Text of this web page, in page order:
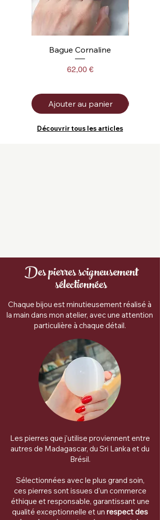
Bague Cornaline
Prix
62,00 €
Ajouter au panier
Découvrir tous les articles
Des pierres soigneusement
sélectionnées
Chaque bijou est minutieusement réalisé à
la main dans mon atelier, avec une attention
particulière à chaque détail.
Les pierres que j'utilise proviennent entre
autres de Madagascar, du Sri Lanka et du
Brésil.
Sélectionnées avec le plus grand soin,
ces pierres sont issues d'un commerce
éthique et responsable, garantissant une
qualité exceptionnelle et un respect des